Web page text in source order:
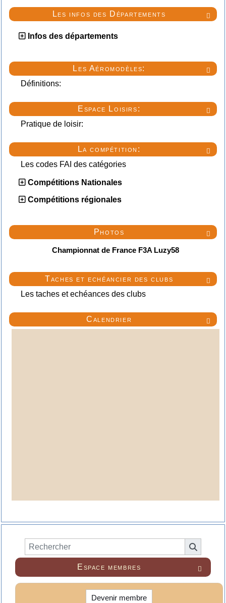

Les infos des Départements
Infos des départements

Les Aéromodèles:
Définitions:

Espace Loisirs:
Pratique de loisir:

La compétition:
Les codes FAI des catégories
Compétitions Nationales
Compétitions régionales

Photos
Championnat de France F3A Luzy58

Taches et echéancier des clubs
Les taches et echéances des clubs

Calendrier

Espace membres
Devenir membre